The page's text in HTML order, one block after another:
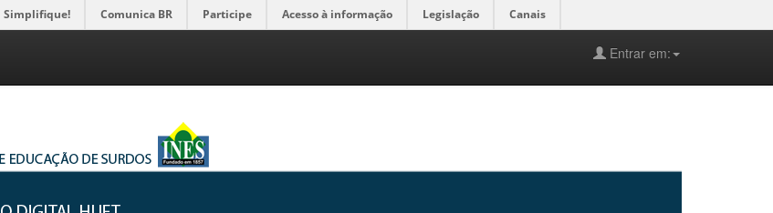
Simplifique! Comunica BR Participe Acesso à informação Legislação Canais
Entrar em: